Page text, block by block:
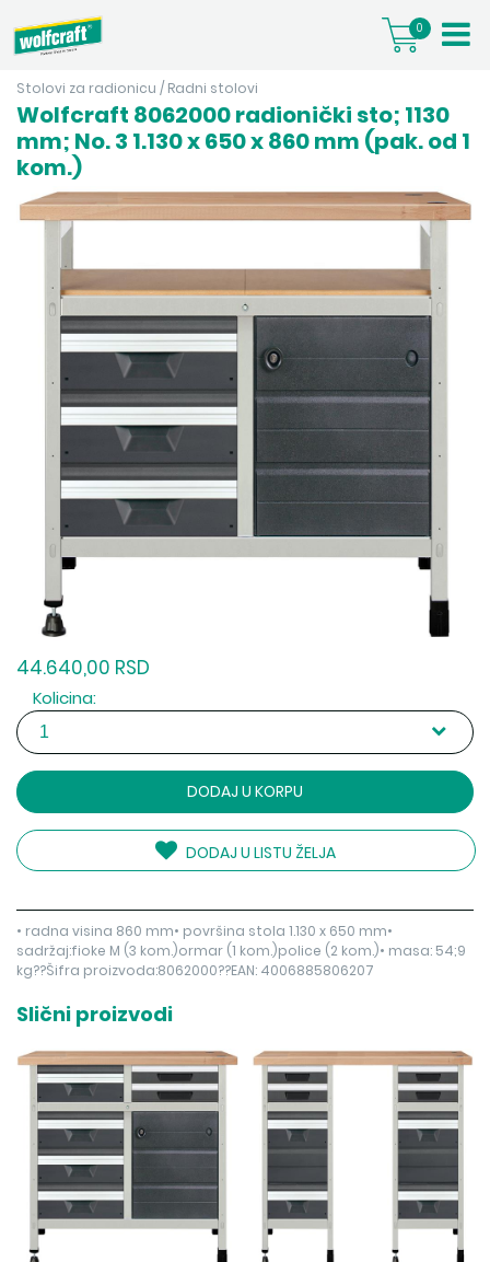
0
Stolovi za radionicu / Radni stolovi
Wolfcraft 8062000 radionički sto; 1130
mm; No. 3 1.130 x 650 x 860 mm (pak. od 1
kom.)
44.640,00 RSD
Kolicina:
DODAJ U KORPU
DODAJ U LISTU ŽELJA
• radna visina 860 mm• površina stola 1.130 x 650 mm•
sadržaj:fioke M (3 kom.)ormar (1 kom.)police (2 kom.)• masa: 54;9
kg??Šifra proizvoda:8062000??EAN: 4006885806207
Slični proizvodi